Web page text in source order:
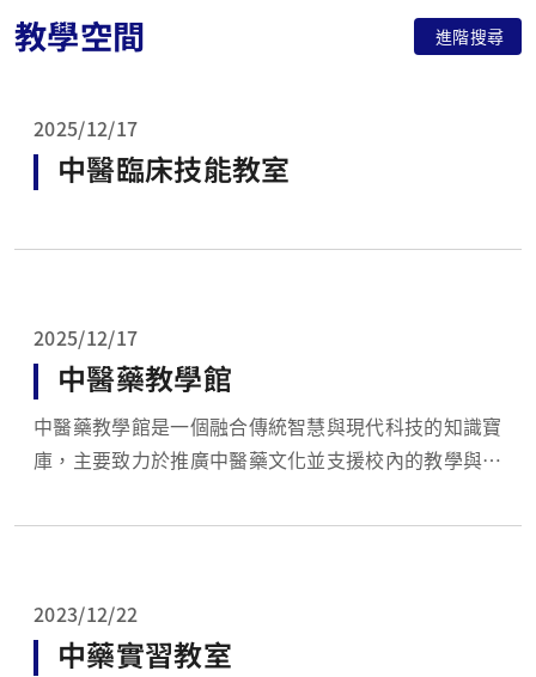
教學空間 進階搜尋
2025/12/17
中醫臨床技能教室
2025/12/17
中醫藥教學館
中醫藥教學館是一個融合傳統智慧與現代科技的知識寶
庫，主要致力於推廣中醫藥文化並支援校內的教學與研
物標本、飲片以及珍貴的動物類藥材。透過實物展示，
2023/12/22
中藥實習教室